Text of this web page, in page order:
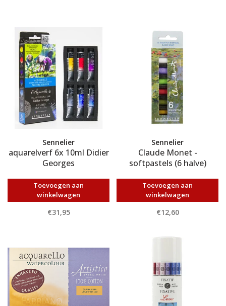
Sennelier
aquarelverf 6x 10ml Didier
Georges
Toevoegen aan
winkelwagen
€31,95
Sennelier
Claude Monet -
softpastels (6 halve)
Toevoegen aan
winkelwagen
€12,60